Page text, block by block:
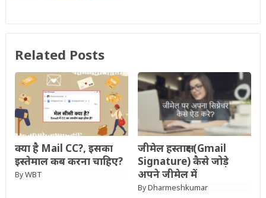
Related Posts
क्या है Mail CC?, इसका
इस्तेमाल कब करना चाहिए?
ByWBT
जीमेल हस्ताक्षर (Gmail
Signature) कैसे जोड़े
अपने जीमेल में
ByDharmeshkumar